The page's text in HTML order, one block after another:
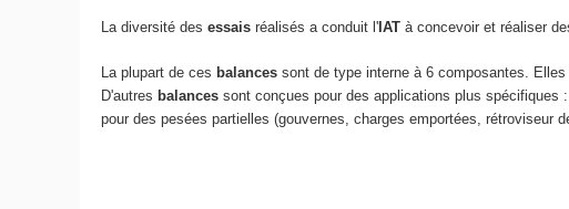
La diversité desessais réalisés a conduit l' IATà concevoir et réaliser
La plupart de ces balances sont de type interne à 6 composantes.
D'autres balancessont conçues pour des applications plus spécifiques :
pour des pesées partielles (gouvernes, charges emportées, rétroviseur